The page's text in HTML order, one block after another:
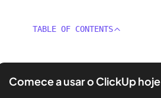
TABLE OF CONTENTS
Comece a usar o ClickUp hoje